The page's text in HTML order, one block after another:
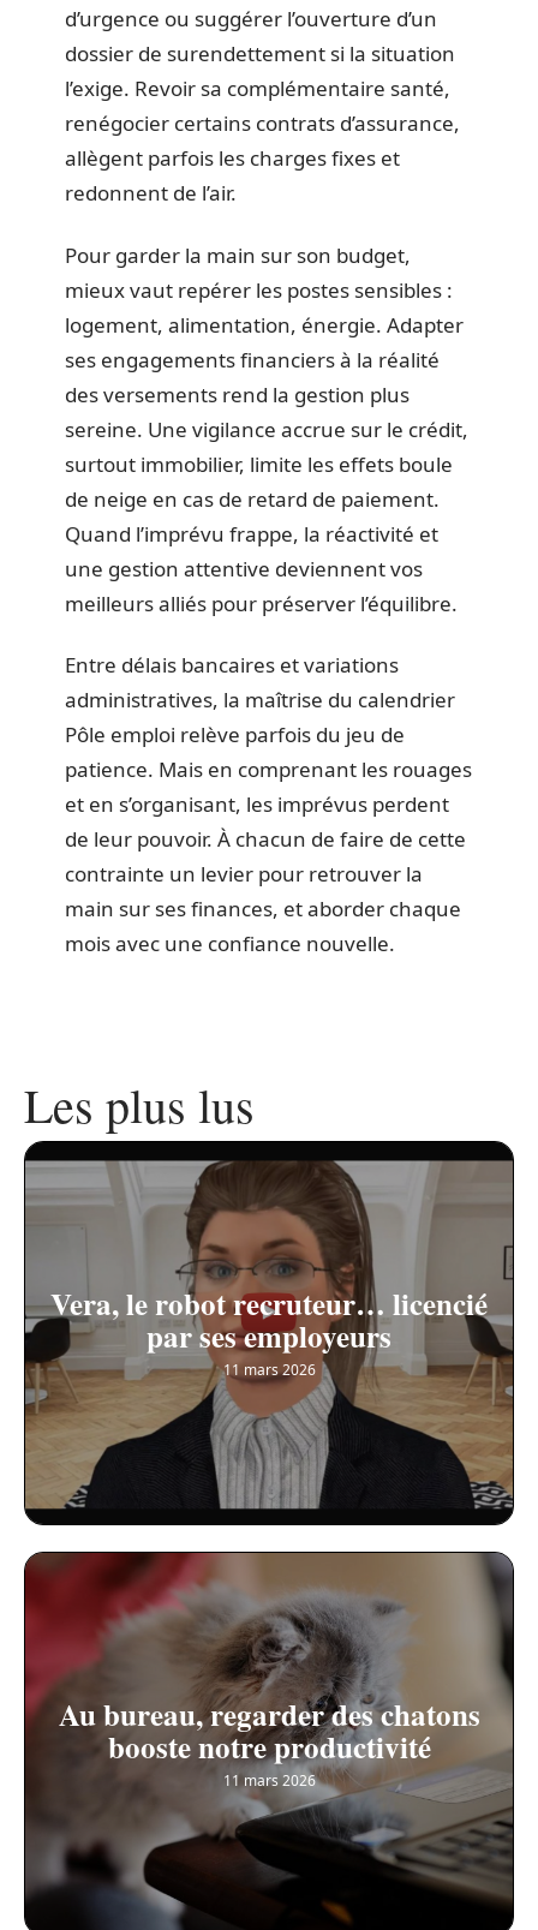
d’urgence ou suggérer l’ouverture d’un
dossier de surendettement si la situation
l’exige. Revoir sa complémentaire santé,
renégocier certains contrats d’assurance,
allègent parfois les charges fixes et
redonnent de l’air.
Pour garder la main sur son budget,
mieux vaut repérer les postes sensibles :
logement, alimentation, énergie. Adapter
ses engagements financiers à la réalité
des versements rend la gestion plus
sereine. Une vigilance accrue sur le crédit,
surtout immobilier, limite les effets boule
de neige en cas de retard de paiement.
Quand l’imprévu frappe, la réactivité et
une gestion attentive deviennent vos
meilleurs alliés pour préserver l’équilibre.
Entre délais bancaires et variations
administratives, la maîtrise du calendrier
Pôle emploi relève parfois du jeu de
patience. Mais en comprenant les rouages
et en s’organisant, les imprévus perdent
de leur pouvoir. À chacun de faire de cette
contrainte un levier pour retrouver la
main sur ses finances, et aborder chaque
mois avec une confiance nouvelle.
Les plus lus
Vera, le robot recruteur… licencié
par ses employeurs
11 mars 2026
Au bureau, regarder des chatons
booste notre productivité
11 mars 2026